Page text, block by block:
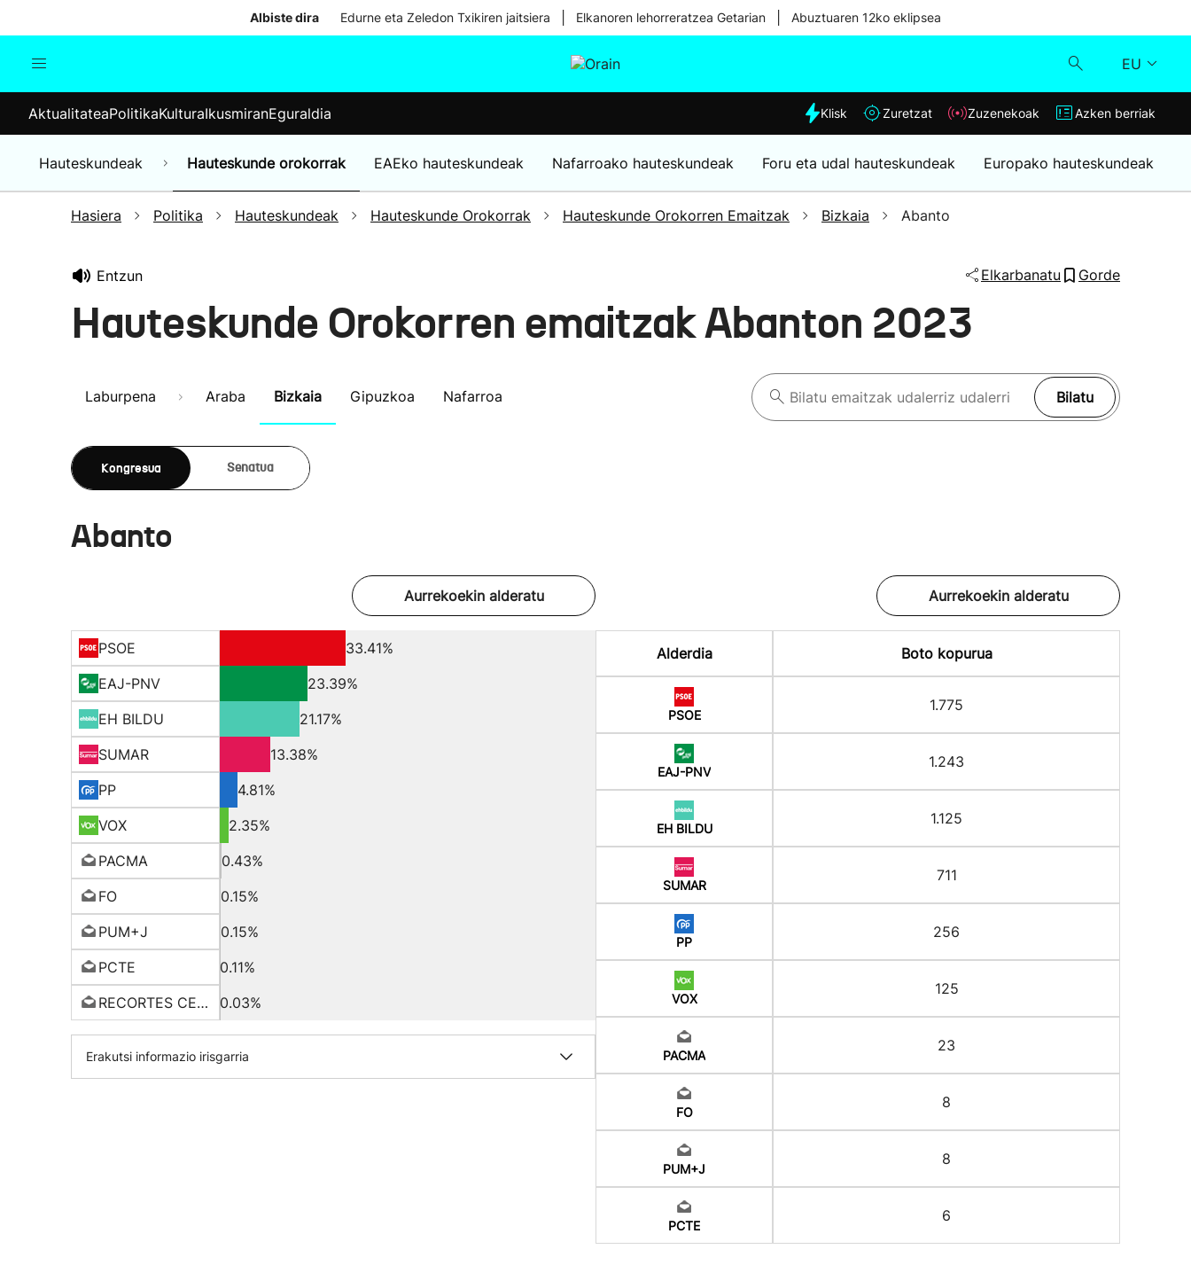
Albiste dira Edurne eta Zeledon Txikiren jaitsiera Elkanoren lehorreratzea Getarian Abuztuaren 12ko eklipsea
EU
Munduko albisteak
Hauteskundeak
Eguraldia
Klisk
Zuzenekoak
Azken berriak
AktualitateaPolitikaKulturaIkusmiranEguraldia Klisk Zuretzat Zuzenekoak Azken berriak
Hauteskundeak Hauteskunde orokorrak EAEko hauteskundeak Nafarroako hauteskundeak Foru eta udal hauteskundeak Europako hauteskundeak
Hasiera Politika Hauteskundeak Hauteskunde Orokorrak Hauteskunde Orokorren Emaitzak Bizkaia Abanto
Entzun Elkarbanatu Gorde
Hauteskunde Orokorren emaitzak Abanton 2023
Laburpena Araba Bizkaia Gipuzkoa Nafarroa Bilatu
Kongresua Senatua
Abanto
Aurrekoekin alderatu
PSOE
33.41%
EAJ-PNV
23.39%
EH BILDU
21.17%
SUMAR
13.38%
PP
4.81%
VOX
2.35%
PACMA
0.43%
FO
0.15%
PUM+J
0.15%
PCTE
0.11%
RECORTES CERO
0.03%
Erakutsi informazio irisgarria
Aurrekoekin alderatu
Alderdia Boto kopurua
PSOE
1.775
EAJ-PNV
1.243
EH BILDU
1.125
SUMAR
711
PP
256
VOX
125
PACMA
23
FO
8
PUM+J
8
PCTE
6